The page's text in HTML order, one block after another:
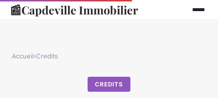
📰Capdeville Immobilier
Accueil›Credits
CREDITS